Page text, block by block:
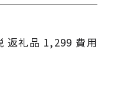
返礼品 1,299 費用